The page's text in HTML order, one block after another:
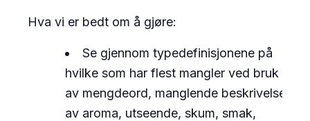
Hva vi er bedt om å gjøre:
Se gjennom typedefinisjonene på
hvilke som har flest mangler ved bruk
av mengdeord, manglende beskrivelse
av aroma, utseende, skum, smak,